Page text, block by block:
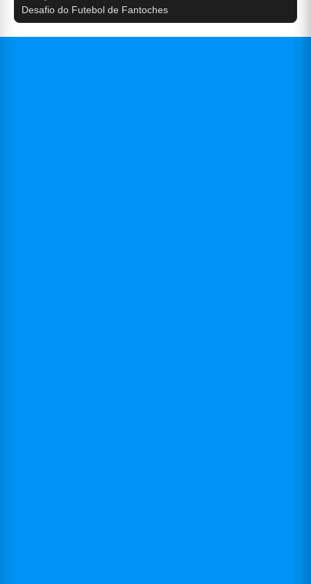
Desafio do Futebol de Fantoches